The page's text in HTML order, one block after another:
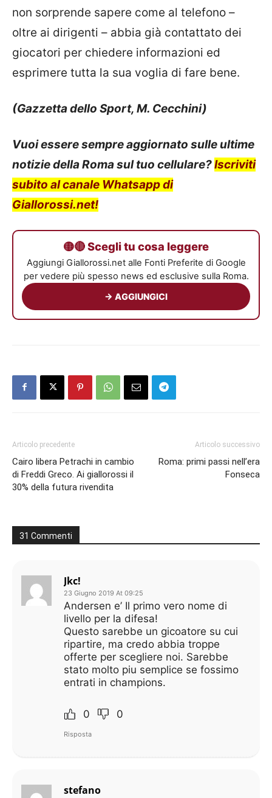
non sorprende sapere come al telefono –
oltre ai dirigenti – abbia già contattato dei
giocatori per chiedere informazioni ed
esprimere tutta la sua voglia di fare bene.
(Gazzetta dello Sport, M. Cecchini)
Vuoi essere sempre aggiornato sulle ultime
notizie della Roma sul tuo cellulare?Iscriviti
subito al canale Whatsapp di
Giallorossi.net!
🟡🔴 Scegli tu cosa leggere
Aggiungi Giallorossi.net alle Fonti Preferite di Google
per vedere più spesso news ed esclusive sulla Roma.
→ AGGIUNGICI
Articolo precedente
Cairo libera Petrachi in cambio
di Freddi Greco. Ai giallorossi il
30% della futura rivendita
Articolo successivo
Roma: primi passi nell’era
Fonseca
31 Commenti
Jkc!
23 Giugno 2019 At 09:25
Andersen e’ Il primo vero nome di
livello per la difesa!
Questo sarebbe un gicoatore su cui
ripartire, ma credo abbia troppe
offerte per scegliere noi. Sarebbe
stato molto piu semplice se fossimo
entrati in champions.
0 0
Risposta
stefano